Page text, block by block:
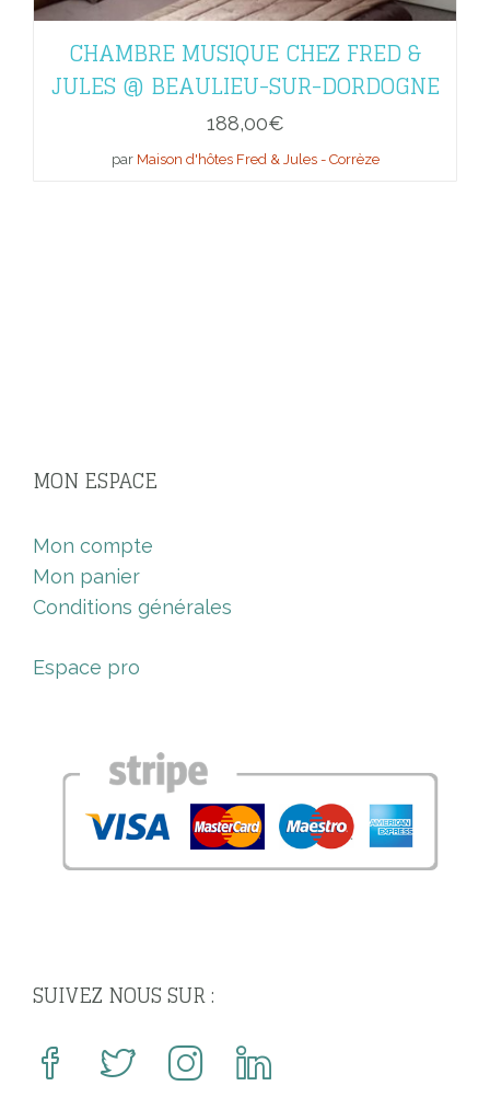
CHAMBRE MUSIQUE CHEZ FRED &
JULES @ BEAULIEU-SUR-DORDOGNE
188,00€
par Maison d'hôtes Fred & Jules - Corrèze
MON ESPACE
Mon compte
Mon panier
Conditions générales
Espace pro
SUIVEZ NOUS SUR :